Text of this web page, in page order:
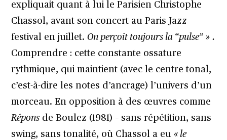
expliquait quant à lui le Parisien Christophe
Chassol, avant son concert au Paris Jazz
festival en juillet.On perçoit toujours la “pulse” » .
Comprendre : cette constante ossature
rythmique, qui maintient (avec le centre tonal,
c’est-à-dire les notes d’ancrage) l’univers d’un
morceau. En opposition à des œuvres comme
Répons de Boulez (1981) – sans répétition, sans
swing, sans tonalité, où Chassol a eu « le